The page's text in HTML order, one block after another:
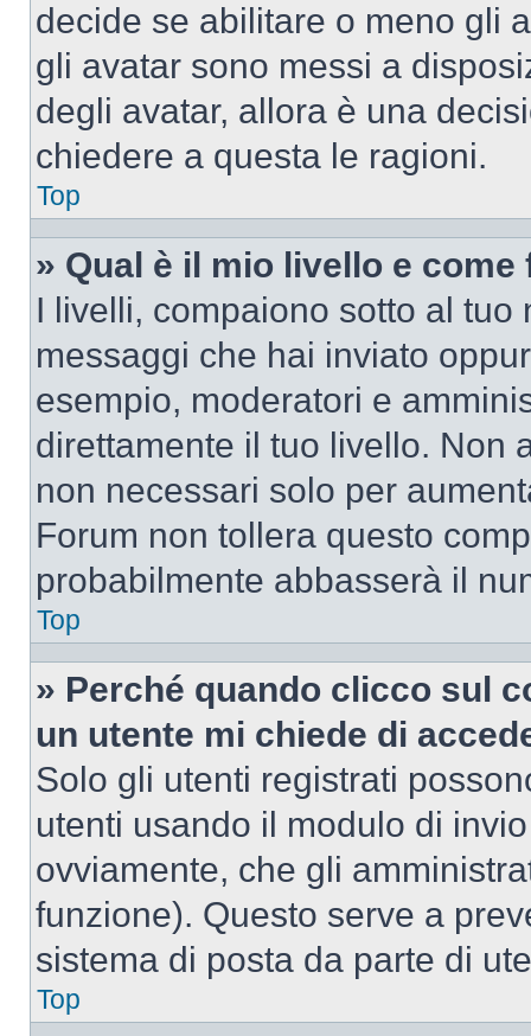
decide se abilitare o meno gli
gli avatar sono messi a
degli avatar, allora è una
chiedere a questa le ragioni.
Top
» Qual è il mio livello e
I livelli, compaiono sotto al
messaggi che hai inviato
esempio, moderatori e
direttamente il tuo livello. Non
non necessari solo per
Forum non tollera questo
probabilmente abbasserà il
Top
» Perché quando clicco sul
un utente mi chiede di
Solo gli utenti registrati
utenti usando il modulo di
ovviamente, che gli
funzione). Questo serve a
sistema di posta da parte di
Top